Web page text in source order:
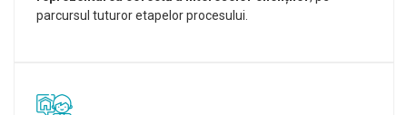
parcursul tuturor etapelor procesului.